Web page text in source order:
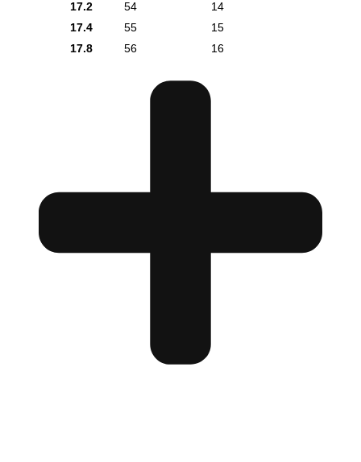
17.2
54
14
17.4
55
15
17.8
56 16